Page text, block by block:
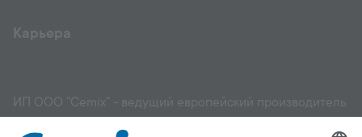
и поставщик высококачественных строительных